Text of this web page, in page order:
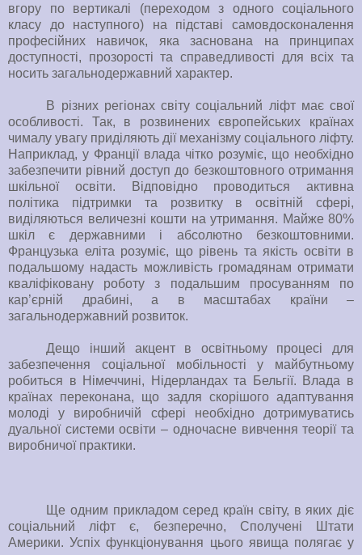
вгору по вертикалі (переходом з одного соціального
класу до наступного) на підставі самовдосконалення
професійних навичок, яка заснована на принципах
доступності, прозорості та справедливості для всіх та
носить загальнодержавний характер.
В різних регіонах світу соціальний ліфт має свої
особливості. Так, в розвинених європейських країнах
чималу увагу приділяють дії механізму соціального ліфту.
Наприклад, у Франції влада чітко розуміє, що необхідно
забезпечити рівний доступ до безкоштовного отримання
шкільної освіти. Відповідно проводиться активна
політика підтримки та розвитку в освітній сфері,
виділяються величезні кошти на утримання. Майже 80%
шкіл є державними і абсолютно безкоштовними.
Французька еліта розуміє, що рівень та якість освіти в
подальшому надасть можливість громадянам отримати
кваліфіковану роботу з подальшим просуванням по
кар’єрній драбині, а в масштабах країни –
загальнодержавний розвиток.
Дещо інший акцент в освітньому процесі для
забезпечення соціальної мобільності у майбутньому
робиться в Німеччині, Нідерландах та Бельгії. Влада в
країнах переконана, що задля скорішого адаптування
молоді у виробничій сфері необхідно дотримуватись
дуальної системи освіти – одночасне вивчення теорії та
виробничої практики.
Ще одним прикладом серед країн світу, в яких діє
соціальний ліфт є, безперечно, Сполучені Штати
Америки. Успіх функціонування цього явища полягає у